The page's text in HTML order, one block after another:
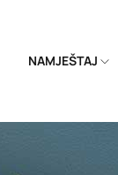
NAMJEŠTAJ